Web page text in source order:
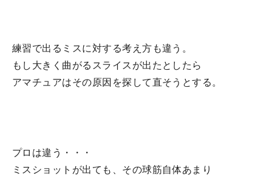
練習で出るミスに対する考え方も違う。
もし大きく曲がるスライスが出たとしたら
アマチュアはその原因を探して直そうとする。
プロは違う・・・
ミスショットが出ても、その球筋自体あまり